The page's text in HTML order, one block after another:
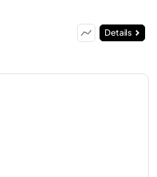
Details